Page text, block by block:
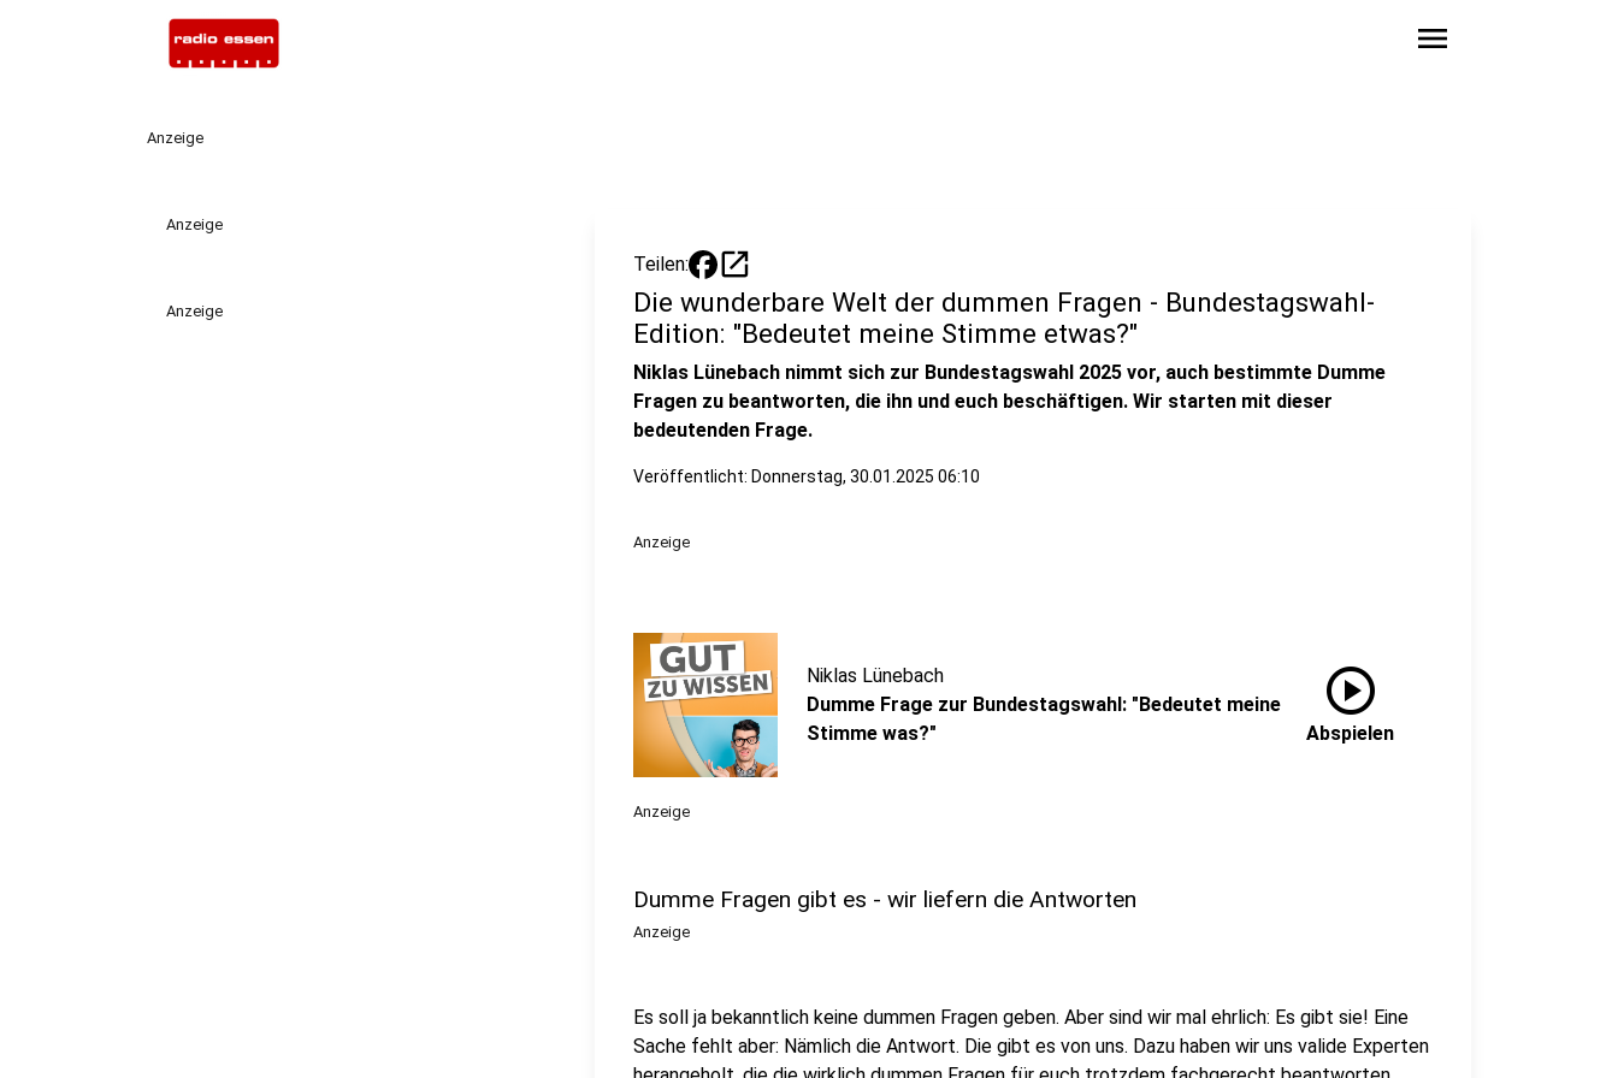
menu
Anzeige
Anzeige
Anzeige
Teilen: open_in_new
Die wunderbare Welt der dummen Fragen - Bundestagswahl-
Edition: "Bedeutet meine Stimme etwas?"
Niklas Lünebach nimmt sich zur Bundestagswahl 2025 vor, auch bestimmte Dumme
Fragen zu beantworten, die ihn und euch beschäftigen. Wir starten mit dieser
bedeutenden Frage.
Veröffentlicht: Donnerstag, 30.01.2025 06:10
Anzeige
Niklas Lünebach
Dumme Frage zur Bundestagswahl: "Bedeutet meine
Stimme was?"
play_circle
Abspielen
Anzeige
Dumme Fragen gibt es - wir liefern die Antworten
Anzeige
Es soll ja bekanntlich keine dummen Fragen geben. Aber sind wir mal ehrlich: Es gibt sie! Eine
Sache fehlt aber: Nämlich die Antwort. Die gibt es von uns. Dazu haben wir uns valide Experten